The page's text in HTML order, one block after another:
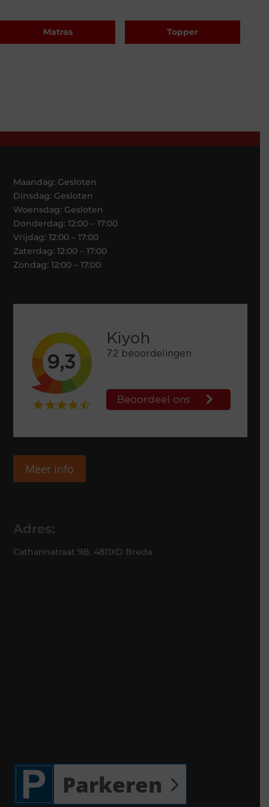
Matras Topper
Maandag: Gesloten
Dinsdag: Gesloten
Woensdag: Gesloten
Donderdag: 12:00 – 17:00
Vrijdag: 12:00 – 17:00
Zaterdag: 12:00 – 17:00
Zondag: 12:00 – 17:00
Meer info
Adres:
Catharinatraat 9B, 4811XD Breda
Parkeren